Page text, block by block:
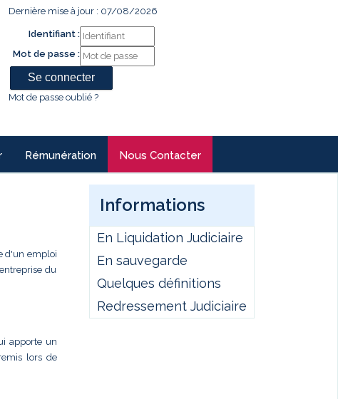
Dernière mise à jour : 07/08/2026
Identifiant :
Mot de passe :
Mot de passe oublié ?
Rémunération Nous Contacter
d'un emploi
du
apporte un
lors de
Informations
En Liquidation Judiciaire
En sauvegarde
Quelques définitions
Redressement Judiciaire